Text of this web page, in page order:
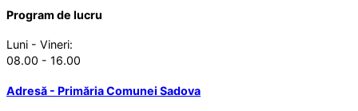
Program de lucru
Luni - Vineri:
08.00 - 16.00
Adresă - Primăria Comunei Sadova